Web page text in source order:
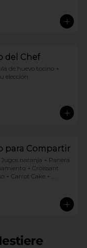
del Chef
de huevo tocino +
elección
para Compartir
Jugos naranja + Panera
+ Croissant
+ Carrot Cake +